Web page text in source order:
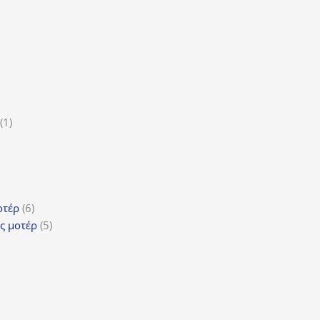
11
66
προϊόντα
μοτέρ 55